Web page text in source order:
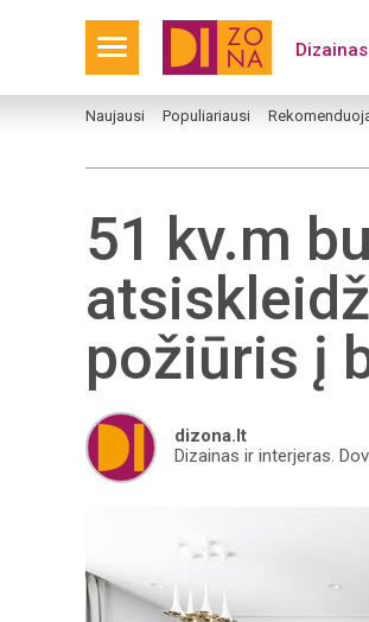
Dizainas
Naujausi Populiariausi
51 kv.m
požiūris į
dizona.lt
Dizainas ir interjeras.